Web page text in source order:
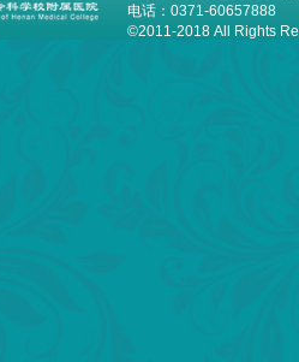
电话：0371-60657888
©2011-2018 All Rights